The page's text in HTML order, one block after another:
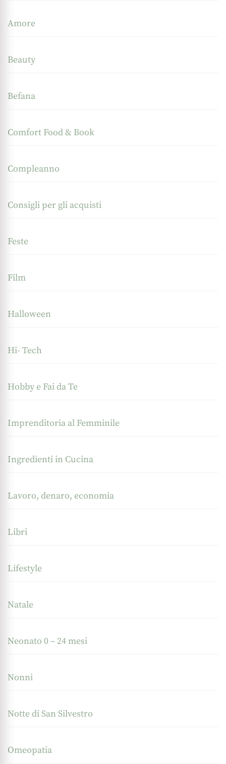
Amore
Beauty
Befana
Comfort Food & Book
Compleanno
Consigli per gli acquisti
Feste
Film
Halloween
Hi- Tech
Hobby e Fai da Te
Imprenditoria al Femminile
Ingredienti in Cucina
Lavoro, denaro, economia
Libri
Lifestyle
Natale
Neonato 0 – 24 mesi
Nonni
Notte di San Silvestro
Omeopatia